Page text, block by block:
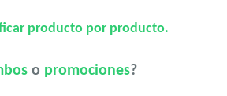
producto por producto.
o promociones?